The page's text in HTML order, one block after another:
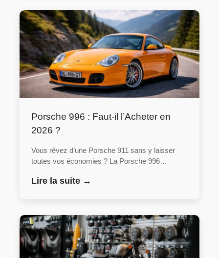
Porsche 996 : Faut-il l’Acheter en
2026 ?
Vous rêvez d’une Porsche 911 sans y laisser
toutes vos économies ? La Porsche 996…
Lire la suite →